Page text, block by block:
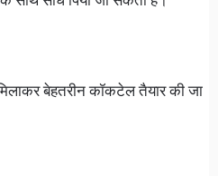
बेहतरीन कॉकटेल तैयार की जा